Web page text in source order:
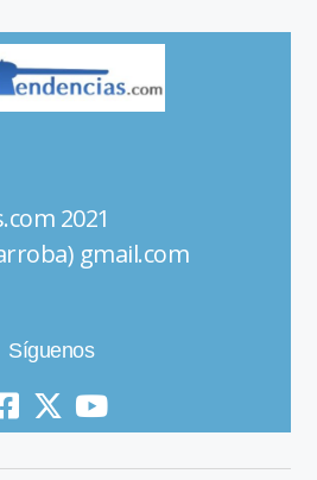
2021
gmail.com
Síguenos